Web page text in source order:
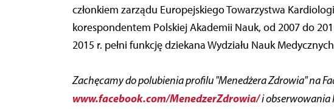
członkiem zarządu Europejskiego Towarzystwa
korespondentem Polskiej Akademii Nauk, od 2007 do
2015 r. pełni funkcję dziekana Wydziału Nauk
Zachęcamy do polubienia profilu "Menedżera Zdrowia" na
www.facebook.com/MenedzerZdrowia/i obserwowania